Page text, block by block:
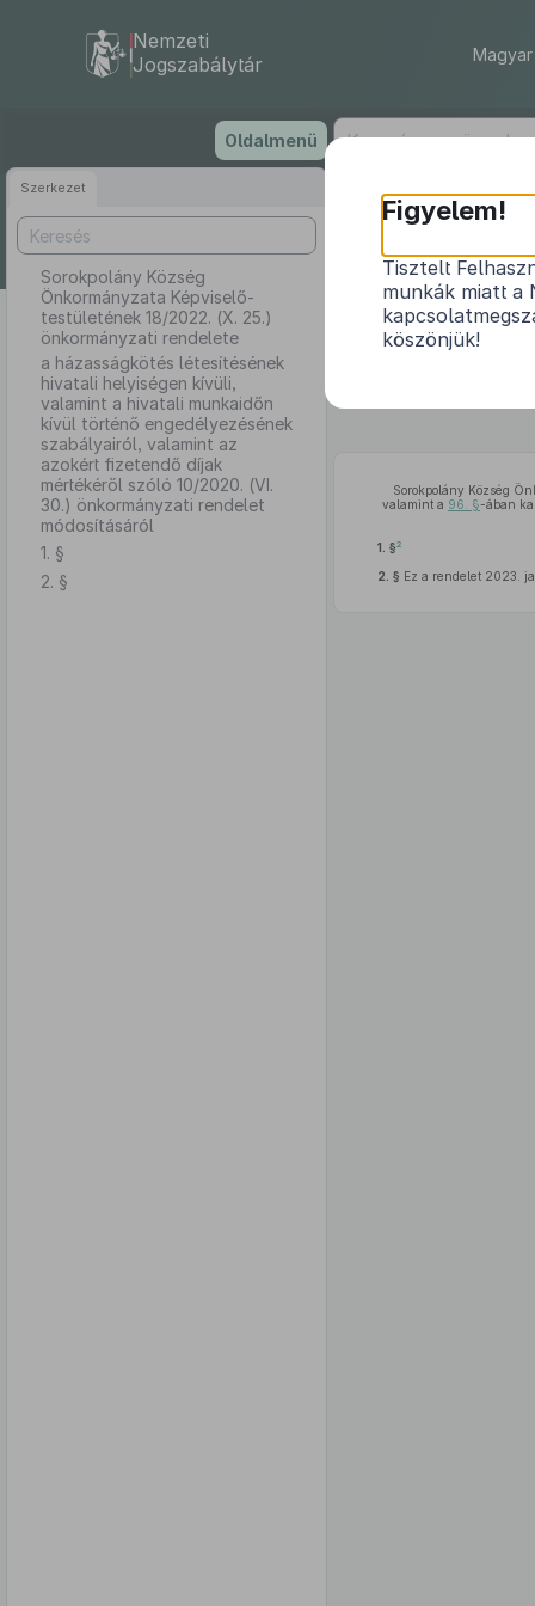
tartalomra
Nemzeti
Jogszabálytár
Oldalmenü
Szerkezet
Sorokpolány Község
Önkormányzata Képviselő-
testületének 18/2022. (X. 25.)
önkormányzati rendelete
a házasságkötés létesítésének
hivatali helyiségen kívüli,
valamint a hivatali munkaidőn
kívül történő engedélyezésének
szabályairól, valamint az
azokért fizetendő díjak
mértékéről szóló 10/2020. (VI.
30.) önkormányzati rendelet
módosításáról
1. §
2. §
a
munkaidőn
Sorokpolány Község
valamint a 96. §-ában
1. §2
2. § Ez a rendelet 2023.
Figyelem!
Tisztelt
munkák miatt a
köszönjük!